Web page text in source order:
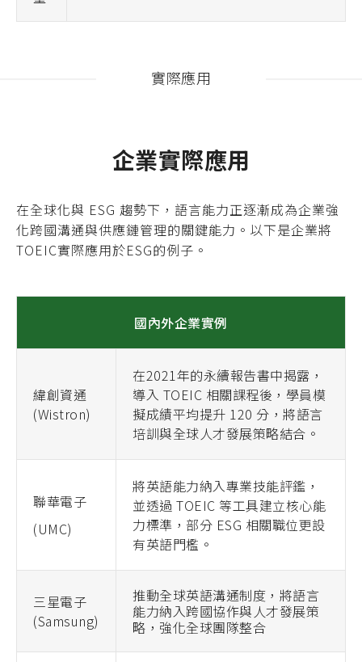
實際應用
企業實際應用
在全球化與 ESG 趨勢下，語言能力正逐漸成為企業強
化跨國溝通與供應鏈管理的關鍵能力。以下是企業將
TOEIC實際應用於ESG的例子。
國內外企業實例
緯創資通
(Wistron)
在2021年的永續報告書中揭露，
導入 TOEIC 相關課程後，學員模
擬成績平均提升 120 分，將語言
培訓與全球人才發展策略結合。
聯華電子
(UMC)
將英語能力納入專業技能評鑑，
並透過 TOEIC 等工具建立核心能
力標準，部分 ESG 相關職位更設
有英語門檻。
三星電子
(Samsung)
推動全球英語溝通制度，將語言
能力納入跨國協作與人才發展策
略，強化全球團隊整合